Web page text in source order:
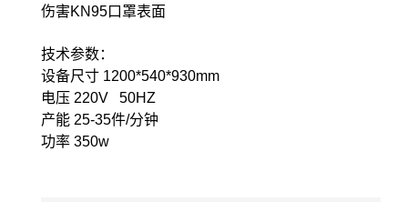
伤害KN95口罩表面
技术参数：
设备尺寸 1200*540*930mm
电压 220V 50HZ
产能 25-35件/分钟
功率 350w